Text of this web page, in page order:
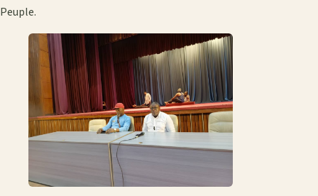
Peuple.